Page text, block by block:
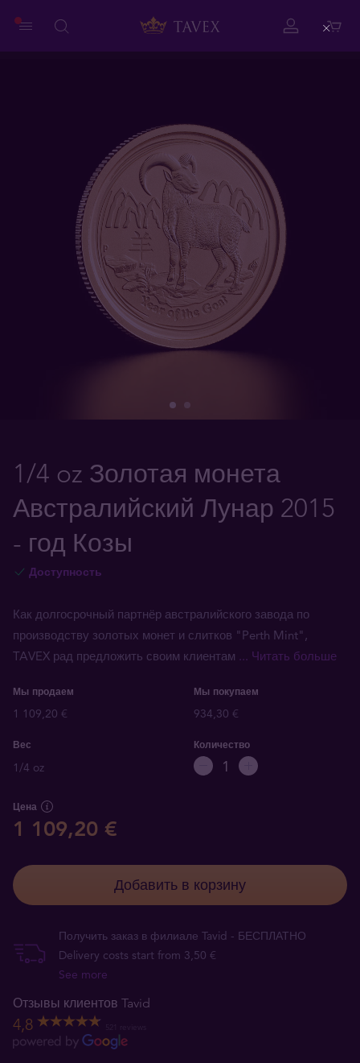
1/4 oz Золотая монета
Австралийский Лунар 2015
- год Козы
Доступность
Как долгосрочный партнёр австралийского завода по
производству золотых монет и слитков "Perth Mint",
TAVEX рад предложить своим клиентам ... Читать больше
Мы продаем Мы покупаем
1 109,20 € 934,30 €
Вес
1/4 oz
Количество
Цена
1 109,20 €
Добавить в корзину
Получить заказ в филиале Tavid - БЕСПЛАТНО
Delivery costs start from 3,50 €
See more
Отзывы клиентов Tavid
4,8
Close